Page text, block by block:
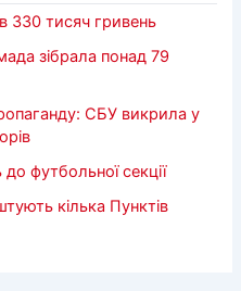
330 тисяч гривень
зібрала понад 79
СБУ викрила у
футбольної секції
кілька Пунктів